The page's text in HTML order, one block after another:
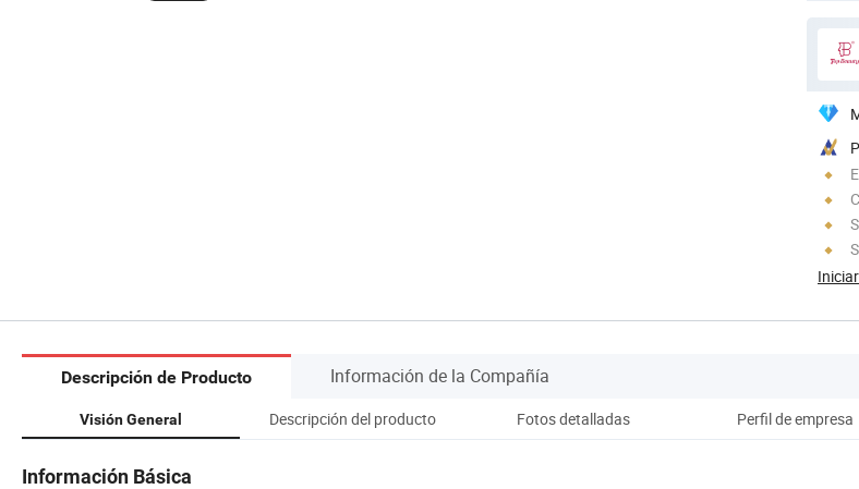
Descripción de Producto Información de la Compañía
Visión General Descripción del producto Fotos detalladas Perfil de empresa
Información Básica